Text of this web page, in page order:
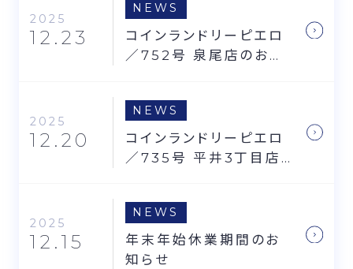
2025
12.23
NEWS
コインランドリーピエロ
／752号 泉尾店のお知
2025
12.20
NEWS
コインランドリーピエロ
／735号 平井3丁目店
2025
12.15
NEWS
年末年始休業期間のお
知らせ